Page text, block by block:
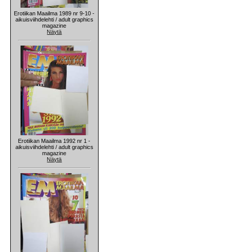
Erotiikan Maailma 1989 nr 9-10 -
aikuisviihdelehti / adult graphics
magazine
Näytä
Erotiikan Maailma 1992 nr 1 -
aikuisviihdelehti / adult graphics
magazine
Näytä